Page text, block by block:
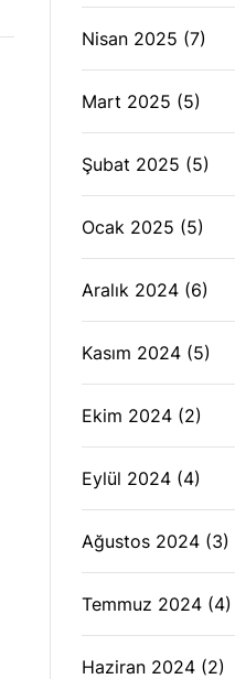
Nisan 2025 (7)
Mart 2025 (5)
Şubat 2025 (5)
Ocak 2025 (5)
Aralık 2024 (6)
Kasım 2024 (5)
Ekim 2024 (2)
Eylül 2024 (4)
Ağustos 2024 (3)
Temmuz 2024 (4)
Haziran 2024 (2)